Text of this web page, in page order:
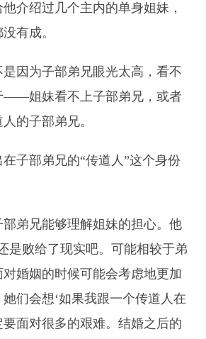
介绍过几个主内的单身姐妹，
有成。
因为子部弟兄眼光太高，看不
——姐妹看不上子部弟兄，或者
的子部弟兄。
子部弟兄的“传道人”这个身份
弟兄能够理解姐妹的担心。他
是败给了现实吧。可能相较于弟
婚姻的时候可能会考虑地更加
们会想‘如果我跟一个传道人在
面对很多的艰难。结婚之后的